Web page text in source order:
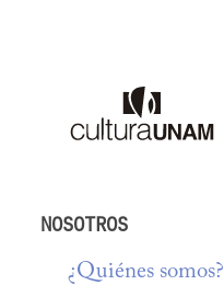
NOSOTROS
¿Quiénes somos?